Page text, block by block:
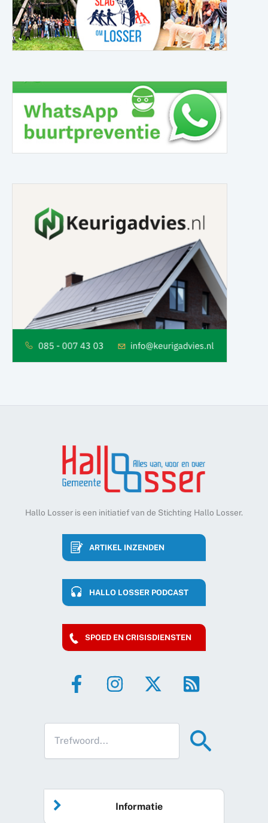
Hallo Losser is een initiatief van de Stichting Hallo Losser.
ARTIKEL INZENDEN
HALLO LOSSER PODCAST
SPOED EN CRISISDIENSTEN
Informatie